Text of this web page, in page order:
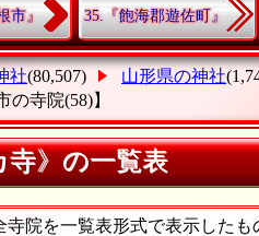
市』 35.『飽海郡遊佐町』
社(80,507) 山形県の神社
の寺院(58)】
寺》の一覧表
院を一覧表形式で表示したも